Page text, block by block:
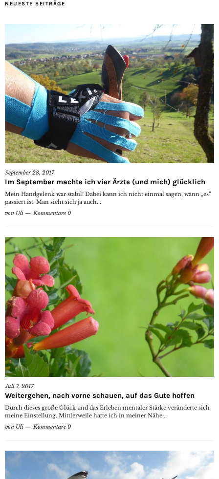
NEUESTE BEITRÄGE
September 28, 2017
Im September machte ich vier Ärzte (und mich) glücklich
Mein Handgelenk war stabil! Dabei kann ich nicht einmal sagen, wann „es“
passiert ist. Man sieht sich ja auch...
von Uli Kommentare 0
Juli 7, 2017
Weitergehen, nach vorne schauen, auf das Gute hoffen
Durch dieses große Glück und das Erleben mentaler Stärke veränderte sich
meine Einstellung. Mittlerweile hatte ich in meiner Nähe...
von Uli Kommentare 0